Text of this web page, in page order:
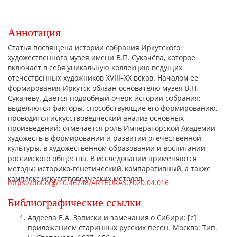
Аннотация
Статья посвящена истории собрания Иркутского
художественного музея имени В.П. Сукачёва, которое
включает в себя уникальную коллекцию ведущих
отечественных художников XVIII–XX веков. Началом ее
формирования Иркутск обязан основателю музея В.П.
Сукачёву. Дается подробный очерк истории собрания;
выделяются факторы, способствующие его формированию,
проводится искусствоведческий анализ основных
произведений; отмечается роль Императорской Академии
художеств в формировании и развитии отечественной
культуры, в художественном образовании и воспитании
российского общества. В исследовании применяются
методы: историко-генетический, компаративный, а также
комплекс искусствоведческих методов.
https://doi.org/10.46748/ARTEURAS.2020.04.016
Библиографические ссылки
Авдеева Е.А. Записки и замечания о Сибири: [с]
приложением старинных русских песен. Москва: Тип.